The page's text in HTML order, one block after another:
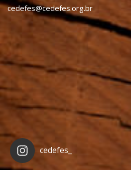
cedefes@cedefes.org.br
cedefes_